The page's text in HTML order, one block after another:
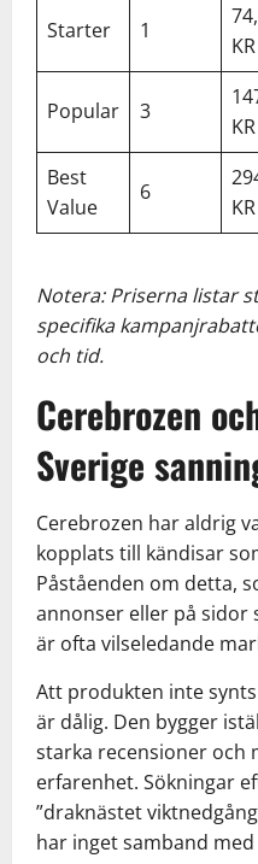
Starter 1
KR
Popular 3
KR
Best
Value
6
KR
Notera: Priserna listar
specifika
och tid.
Cerebrozen
Sverige
Cerebrozen har aldrig
kopplats till kändisar
Påståenden om detta,
annonser eller på
är ofta vilseledande
Att produkten inte
är dålig. Den bygger
starka recensioner och
erfarenhet. Sökningar
”draknästet
har inget samband